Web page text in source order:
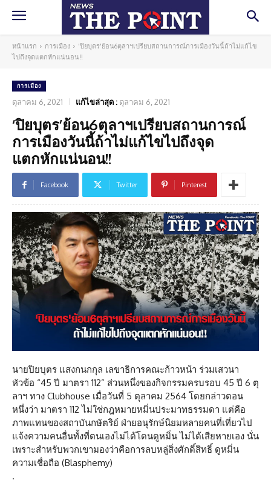
หน้าแรก การเมือง
'ปิยบุตร'ย้อน6ตุลาฯเปรียบสถานการณ์การเมืองวันนี้ถ้าไม่แก้ไข
ไปถึงจุดแตกหักแน่นอน!!
การเมือง
ตุลาคม 6, 2021 แก้ไขล่าสุด : ตุลาคม 6, 2021
‘ปิยบุตร’ย้อน6ตุลาฯเปรียบสถานการณ์
การเมืองวันนี้ถ้าไม่แก้ไขไปถึงจุด
แตกหักแน่นอน!!
Facebook Twitter Pinterest
นายปิยบุตร แสงกนกกุล เลขาธิการคณะก้าวหน้า ร่วมเสวนา
หัวข้อ “45 ปี มาตรา 112” ส่วนหนึ่งของกิจกรรมครบรอบ 45 ปี 6 ตุ
ลาฯ ทาง Clubhouse เมื่อวันที่ 5 ตุลาคม 2564 โดยกล่าวตอน
หนึ่งว่า มาตรา 112 ไม่ใช่กฎหมายหมิ่นประมาทธรรมดา แต่คือ
ภาพแทนของสถาบันกษัตริย์ ฝ่ายอนุรักษ์นิยมหลายคนที่เที่ยวไป
แจ้งความคนอื่นทั้งที่ตนเองไม่ได้โดนดูหมิ่น ไม่ได้เสียหายเอง นั่น
เพราะสำหรับพวกเขามองว่าคือการลบหลู่สิ่งศักดิ์สิทธิ์ ดูหมิ่น
ความเชื่อถือ (Blasphemy)
.